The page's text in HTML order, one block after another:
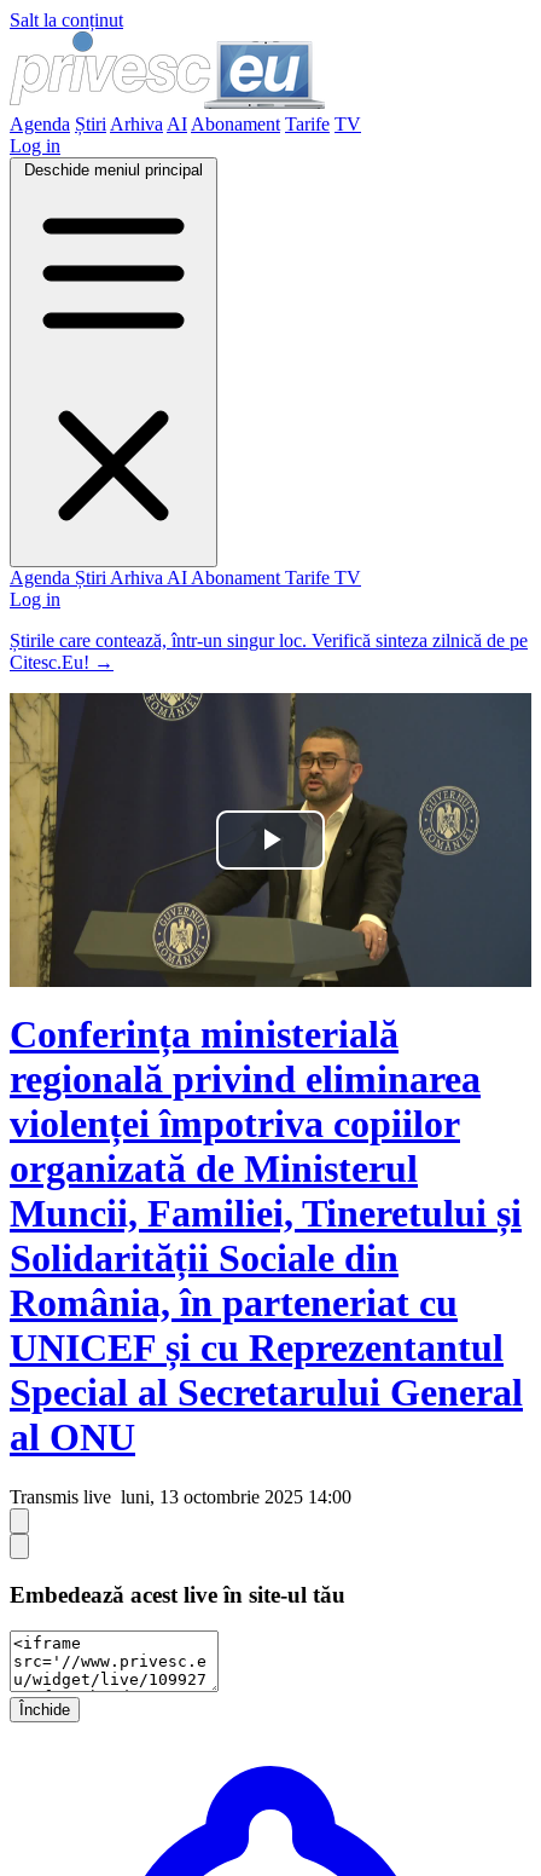
Salt la conținut
Agenda Știri Arhiva AI Abonament Tarife TV
Log in
Deschide meniul principal
Agenda Știri Arhiva AI Abonament Tarife TV
Log in
Știrile care contează, într-un singur loc. Verifică sinteza zilnică de pe
Citesc.Eu! →
Play
Video
Conferința ministerială
regională privind eliminarea
violenței împotriva copiilor
organizată de Ministerul
Muncii, Familiei, Tineretului și
Solidarității Sociale din
România, în parteneriat cu
UNICEF și cu Reprezentantul
Special al Secretarului General
al ONU
Transmis live luni, 13 octombrie 2025 14:00
Embedează acest live în site-ul tău
Închide